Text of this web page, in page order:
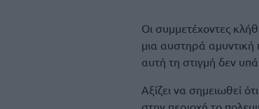
Οι συμμετέχοντες
μια αυστηρά αμυντική
αυτή τη στιγμή δεν
Αξίζει να σημειωθεί
στην περιοχή το